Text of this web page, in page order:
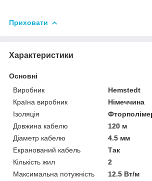
Приховати
Характеристики
Основні
Виробник
Hemstedt
Країна виробник
Німеччина
Ізоляція
Довжина кабелю
120 м
Діаметр кабелю
4.5 мм
Екранований кабель
Так
Кількість жил
2
Максимальна потужність
12.5 Вт/м